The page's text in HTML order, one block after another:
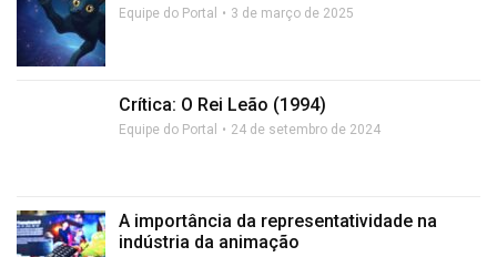
Equipe do Portal 3 de março de 2025
Crítica: O Rei Leão (1994)
Equipe do Portal 24 de setembro de 2024
A importância da representatividade na
indústria da animação